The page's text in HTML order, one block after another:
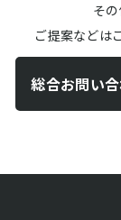
そ
ご提案などは
総合お問い